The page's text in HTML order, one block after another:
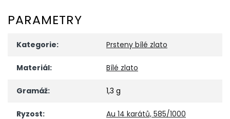
PARAMETRY
Kategorie: Prsteny bílé zlato
Materiál: Bílé zlato
Gramáž: 1,3 g
Ryzost: Au 14 karátů, 585/1000